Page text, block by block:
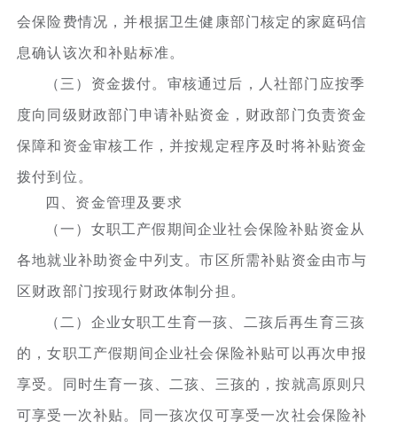
会保险费情况，并根据卫生健康部门核定的家庭码信
息确认该次和补贴标准。
（三）资金拨付。审核通过后，人社部门应按季
度向同级财政部门申请补贴资金，财政部门负责资金
保障和资金审核工作，并按规定程序及时将补贴资金
拨付到位。
四、资金管理及要求
（一）女职工产假期间企业社会保险补贴资金从
各地就业补助资金中列支。市区所需补贴资金由市与
区财政部门按现行财政体制分担。
（二）企业女职工生育一孩、二孩后再生育三孩
的，女职工产假期间企业社会保险补贴可以再次申报
享受。同时生育一孩、二孩、三孩的，按就高原则只
可享受一次补贴。同一孩次仅可享受一次社会保险补